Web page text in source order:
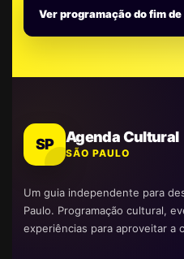
Ver programação do fim
SP Agenda Cultural
SÃO PAULO
Um guia independente para
Paulo. Programação cultural,
experiências para aproveitar a